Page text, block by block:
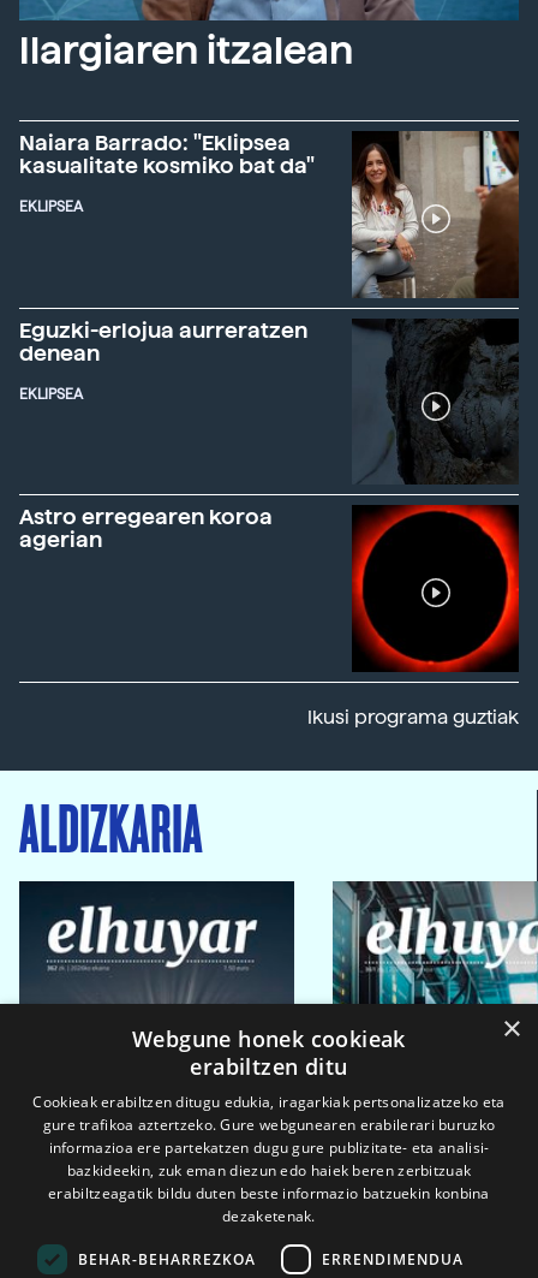
Ilargiaren itzalean
Naiara Barrado: "Eklipsea
kasualitate kosmiko bat da"
EKLIPSEA
Eguzki-erlojua aurreratzen
denean
EKLIPSEA
Astro erregearen koroa
agerian
Ikusi programa guztiak
ALDIZKARIA
×
Webgune honek cookieak
erabiltzen ditu
Cookieak erabiltzen ditugu edukia, iragarkiak pertsonalizatzeko eta
gure trafikoa aztertzeko. Gure webgunearen erabilerari buruzko
informazioa ere partekatzen dugu gure publizitate- eta analisi-
bazkideekin, zuk eman diezun edo haiek beren zerbitzuak
erabiltzeagatik bildu duten beste informazio batzuekin konbina
dezaketenak.
BEHAR-BEHARREZKOA ERRENDIMENDUA